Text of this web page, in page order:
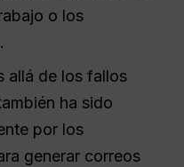
o los
allá de los fallos
ha sido
por los
generar correos